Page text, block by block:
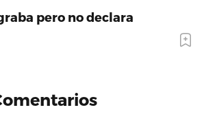
pero no declara